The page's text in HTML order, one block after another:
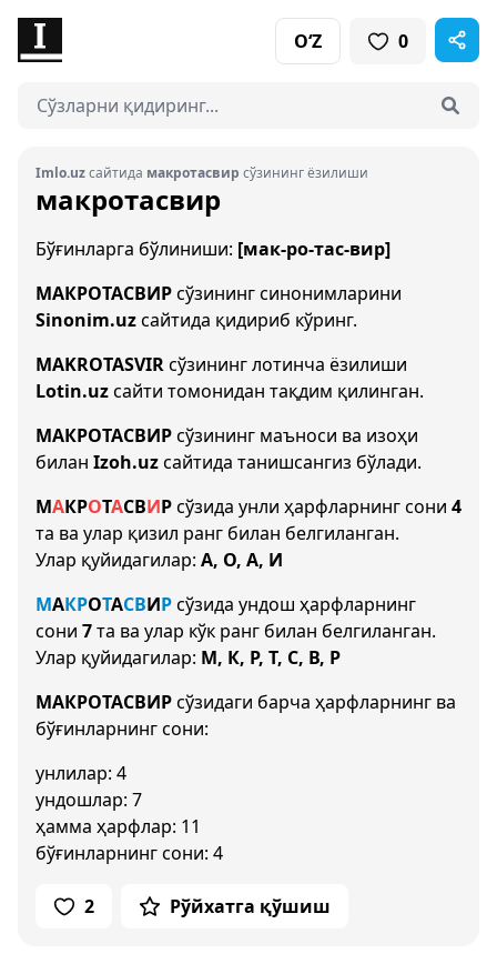
O‘Z 0
Imlo.uzсайтида макротасвир сўзининг ёзилиши
макротасвир
Бўғинларга бўлиниши: [мак-ро-тас-вир]
МАКРОТАСВИРсўзининг синонимларини
Sinonim.uzсайтида қидириб кўринг.
MAKROTASVIRсўзининг лотинча ёзилиши
Lotin.uzсайти томонидан тақдим қилинган.
МАКРОТАСВИРсўзининг маъноси ва изоҳи
билан Izoh.uzсайтида танишсангиз бўлади.
МАКРОТАСВИРсўзида унли ҳарфларнинг сони 4
та ва улар қизил ранг билан белгиланган.
Улар қуйидагилар: А, О, А, И
МАКРОТАСВИРсўзида ундош ҳарфларнинг
сони 7та ва улар кўк ранг билан белгиланган.
Улар қуйидагилар: М, К, Р, Т, С, В, Р
МАКРОТАСВИРсўзидаги барча ҳарфларнинг ва
бўғинларнинг сони:
унлилар: 4
ундошлар: 7
ҳамма ҳарфлар: 11
бўғинларнинг сони: 4
2 Рўйхатга қўшиш